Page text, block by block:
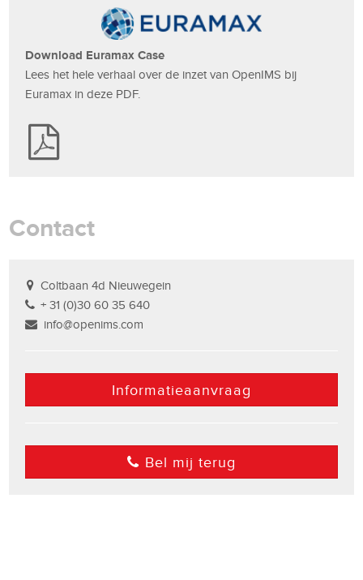
Download Euramax Case
Lees het hele verhaal over de inzet van OpenIMS bij
Euramax in deze PDF.
Contact
Coltbaan 4d Nieuwegein
+ 31 (0)30 60 35 640
info@openims.com
Informatieaanvraag
Bel mij terug